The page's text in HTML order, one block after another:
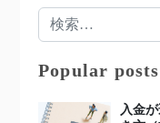
検索:
Popular posts
入金